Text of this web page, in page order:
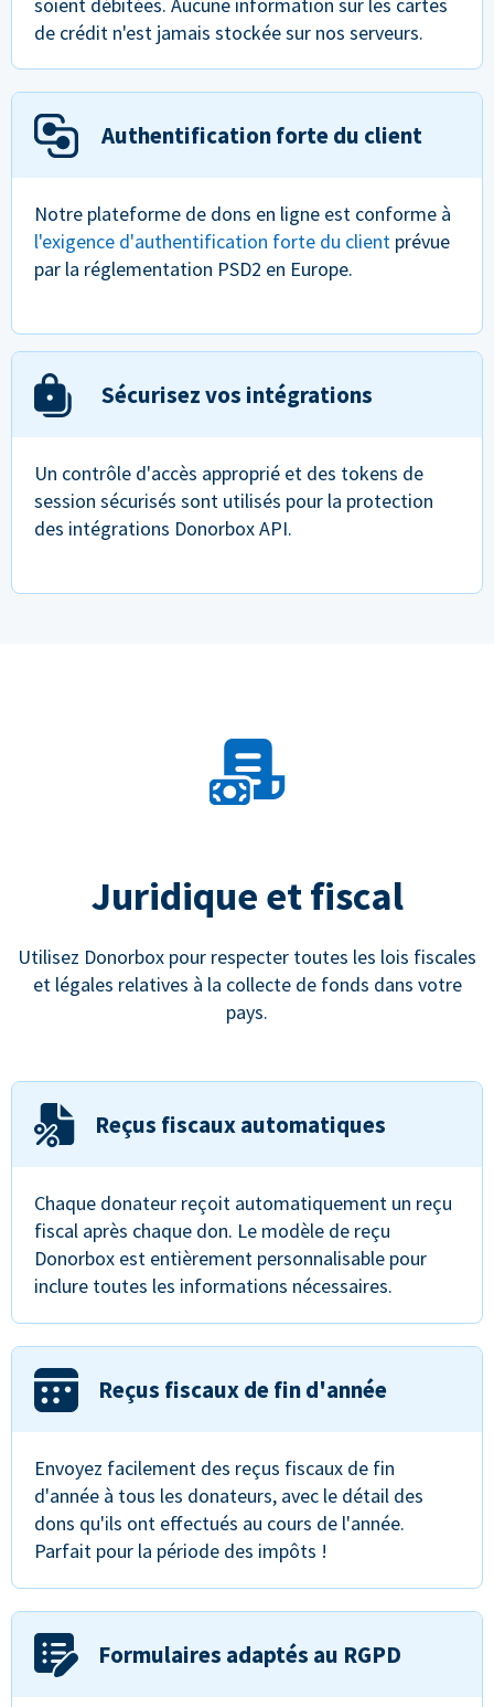
de crédit n'est jamais stockée sur nos serveurs.
Authentification forte du client
Notre plateforme de dons en ligne est conforme à
l'exigence d'authentification forte du client prévue
par la réglementation PSD2 en Europe.
Sécurisez vos intégrations
Un contrôle d'accès approprié et des tokens de
session sécurisés sont utilisés pour la protection
des intégrations Donorbox API.
Juridique et fiscal
Utilisez Donorbox pour respecter toutes les lois fiscales
et légales relatives à la collecte de fonds dans votre
pays.
Reçus fiscaux automatiques
Chaque donateur reçoit automatiquement un reçu
fiscal après chaque don. Le modèle de reçu
Donorbox est entièrement personnalisable pour
inclure toutes les informations nécessaires.
Reçus fiscaux de fin d'année
Envoyez facilement des reçus fiscaux de fin
d'année à tous les donateurs, avec le détail des
dons qu'ils ont effectués au cours de l'année.
Parfait pour la période des impôts !
Formulaires adaptés au RGPD